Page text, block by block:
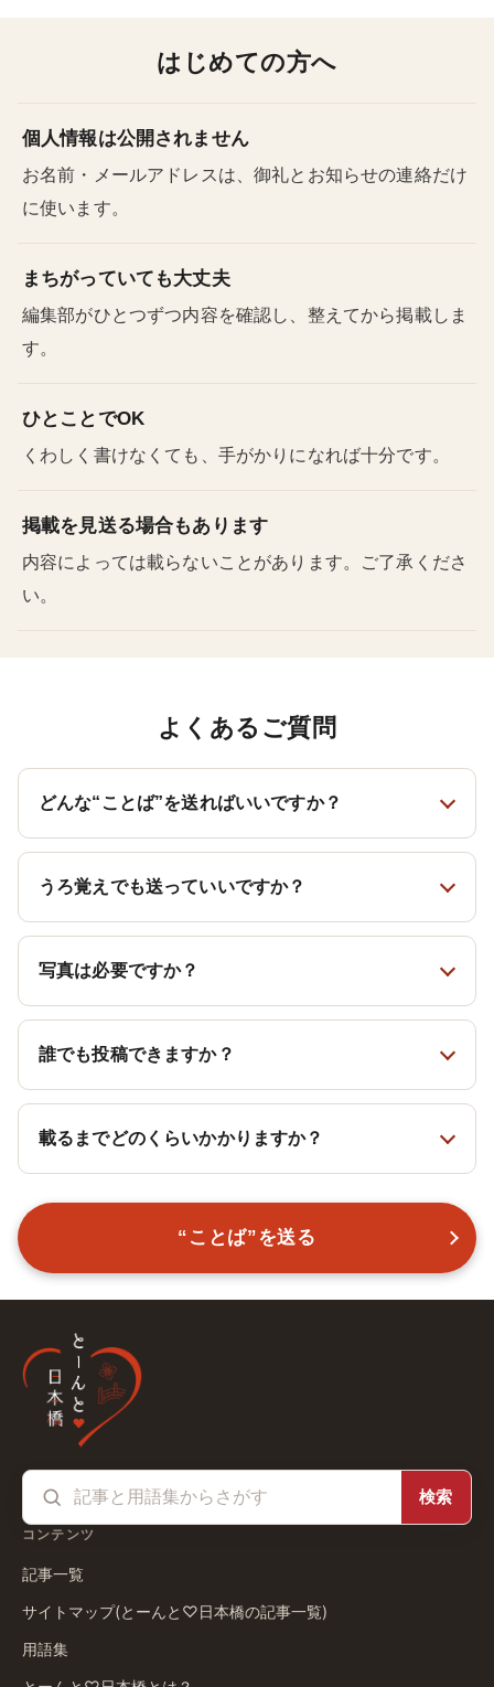
はじめての方へ
個人情報は公開されません
お名前・メールアドレスは、御礼とお知らせの連絡だけ
に使います。
まちがっていても大丈夫
編集部がひとつずつ内容を確認し、整えてから掲載しま
す。
ひとことでOK
くわしく書けなくても、手がかりになれば十分です。
掲載を見送る場合もあります
内容によっては載らないことがあります。ご了承くださ
い。
よくあるご質問
どんな“ことば”を送ればいいですか？
うろ覚えでも送っていいですか？
写真は必要ですか？
誰でも投稿できますか？
載るまでどのくらいかかりますか？
“ことば”を送る
検索
コンテンツ
記事一覧
サイトマップ(とーんと♡日本橋の記事一覧)
用語集